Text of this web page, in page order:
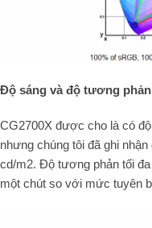
Độ sáng và độ tương
CG2700X được cho là có
nhưng chúng tôi đã ghi
cd/m2. Độ tương phản tối
một chút so với mức tuyên